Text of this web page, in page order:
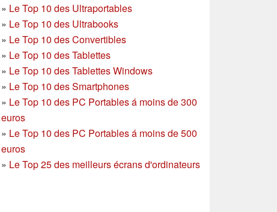
» Le Top 10 des Ultraportables
» Le Top 10 des Ultrabooks
» Le Top 10 des Convertibles
» Le Top 10 des Tablettes
» Le Top 10 des Tablettes Windows
» Le Top 10 des Smartphones
» Le Top 10 des PC Portables á moins de 300
euros
» Le Top 10 des PC Portables á moins de 500
euros
» Le Top 25 des meilleurs écrans d'ordinateurs